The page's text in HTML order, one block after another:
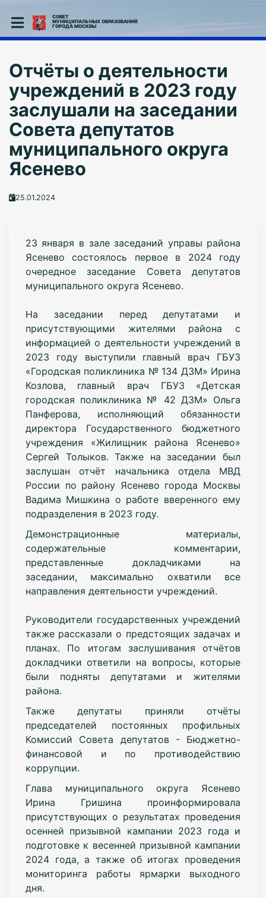
СОВЕТ
МУНИЦИПАЛЬНЫХ ОБРАЗОВАНИЙ
ГОРОДА МОСКВЫ
Отчёты о деятельности
учреждений в 2023 году
заслушали на заседании
Совета депутатов
муниципального округа
Ясенево
25.01.2024
23 января в зале заседаний управы района
Ясенево состоялось первое в 2024 году
очередное заседание Совета депутатов
муниципального округа Ясенево.
На заседании перед депутатами и
присутствующими жителями района с
информацией о деятельности учреждений в
2023 году выступили главный врач ГБУЗ
«Городская поликлиника № 134 ДЗМ» Ирина
Козлова, главный врач ГБУЗ «Детская
городская поликлиника № 42 ДЗМ» Ольга
Панферова, исполняющий обязанности
директора Государственного бюджетного
учреждения «Жилищник района Ясенево»
Сергей Толыков. Также на заседании был
заслушан отчёт начальника отдела МВД
России по району Ясенево города Москвы
Вадима Мишкина о работе вверенного ему
подразделения в 2023 году.
Демонстрационные материалы,
содержательные комментарии,
представленные докладчиками на
заседании, максимально охватили все
направления деятельности учреждений.
Руководители государственных учреждений
также рассказали о предстоящих задачах и
планах. По итогам заслушивания отчётов
докладчики ответили на вопросы, которые
были подняты депутатами и жителями
района.
Также депутаты приняли отчёты
председателей постоянных профильных
Комиссий Совета депутатов - Бюджетно-
финансовой и по противодействию
коррупции.
Глава муниципального округа Ясенево
Ирина Гришина проинформировала
присутствующих о результатах проведения
осенней призывной кампании 2023 года и
подготовке к весенней призывной кампании
2024 года, а также об итогах проведения
мониторинга работы ярмарки выходного
дня.